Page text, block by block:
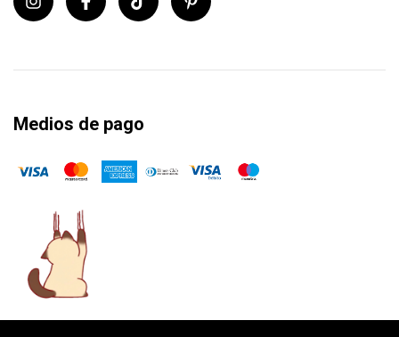
Medios de pago